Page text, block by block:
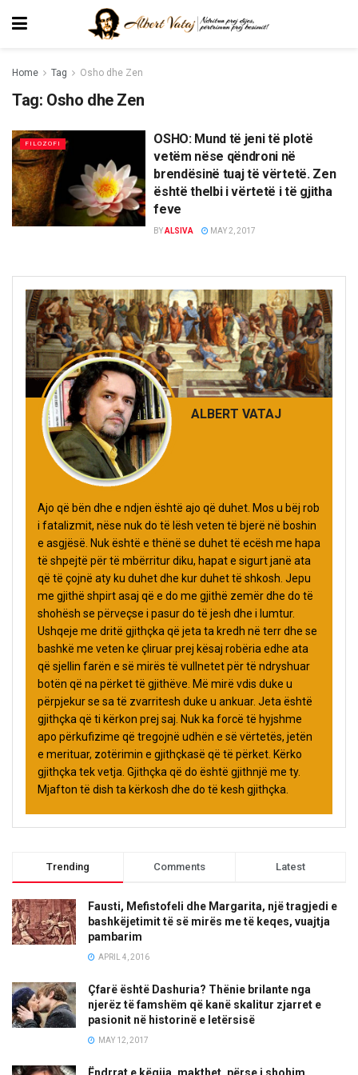
Home Tag Osho dhe Zen
Tag: Osho dhe Zen
FILOZOFI
OSHO: Mund të jeni të plotë
vetëm nëse qëndroni në
brendësinë tuaj të vërtetë. Zen
është thelbi i vërtetë i të gjitha
feve
BYALSIVA MAY 2, 2017
ALBERT VATAJ
Ajo që bën dhe e ndjen është ajo që duhet. Mos u bëj rob
i fatalizmit, nëse nuk do të lësh veten të bjerë në boshin
e asgjësë. Nuk është e thënë se duhet të ecësh me hapa
të shpejtë për të mbërritur diku, hapat e sigurt janë ata
që të çojnë aty ku duhet dhe kur duhet të shkosh. Jepu
me gjithë shpirt asaj që e do me gjithë zemër dhe do të
shohësh se përveçse i pasur do të jesh dhe i lumtur.
Ushqeje me dritë gjithçka që jeta ta kredh në terr dhe se
bashkë me veten ke çliruar prej kësaj robëria edhe ata
që sjellin farën e së mirës të vullnetet për të ndryshuar
botën që na përket të gjithëve. Më mirë vdis duke u
përpjekur se sa të zvarritesh duke u ankuar. Jeta është
gjithçka që ti kërkon prej saj. Nuk ka forcë të hyjshme
apo përkufizime që tregojnë udhën e së vërtetës, jetën
e merituar, zotërimin e gjithçkasë që të përket. Kërko
gjithçka tek vetja. Gjithçka që do është gjithnjë me ty.
Mjafton të dish ta kërkosh dhe do të kesh gjithçka.
Trending Comments Latest
Fausti, Mefistofeli dhe Margarita, një tragjedi e
bashkëjetimit të së mirës me të keqes, vuajtja
pambarim
APRIL 4, 2016
Çfarë është Dashuria? Thënie brilante nga
njerëz të famshëm që kanë skalitur zjarret e
pasionit në historinë e letërsisë
MAY 12, 2017